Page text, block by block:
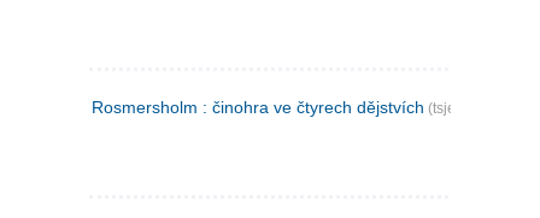
Rosmersholm : činohra ve čtyrech dějstvích (tsjekkisk)